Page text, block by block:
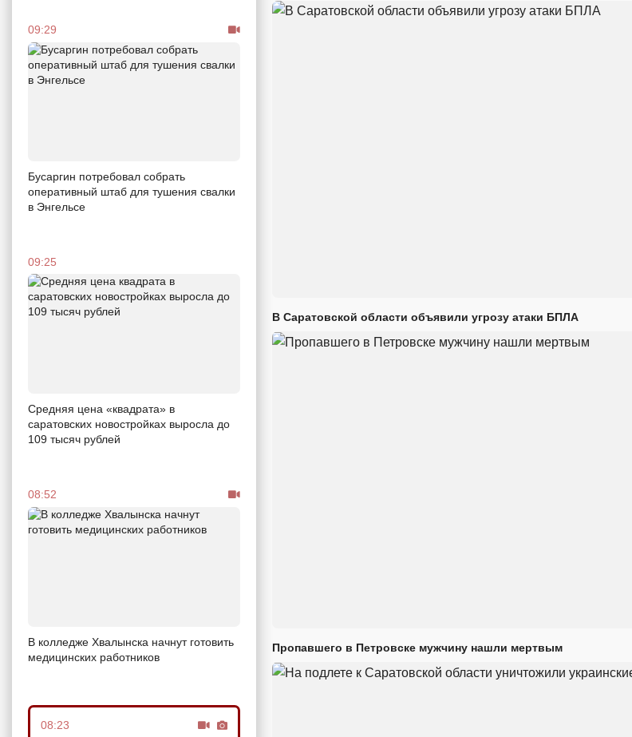
09:29
Бусаргин потребовал собрать
оперативный штаб для тушения свалки
в Энгельсе
09:25
Средняя цена «квадрата» в
саратовских новостройках выросла до
109 тысяч рублей
08:52
В колледже Хвалынска начнут готовить
медицинских работников
08:23
В Саратовской области объявили угрозу атаки БПЛА
Пропавшего в Петровске мужчину нашли мертвым